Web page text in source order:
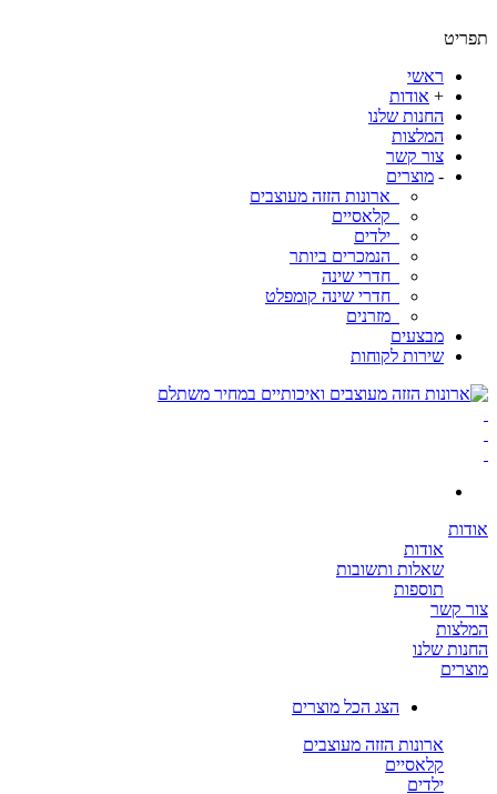
ראשי
אודות
החנות שלנו
המלצות
צור קשר
מוצרים
ארונות הזזה מעוצבים
קלאסיים
ילדים
הנמכרים ביותר
חדרי שינה
חדרי שינה קומפלט
מזרנים
מבצעים
שירות לקוחות
אודות
שאלות ותשובות
תוספות
קשר
שלנו
הצג הכל מוצרים
ארונות הזזה מעוצבים
קלאסיים